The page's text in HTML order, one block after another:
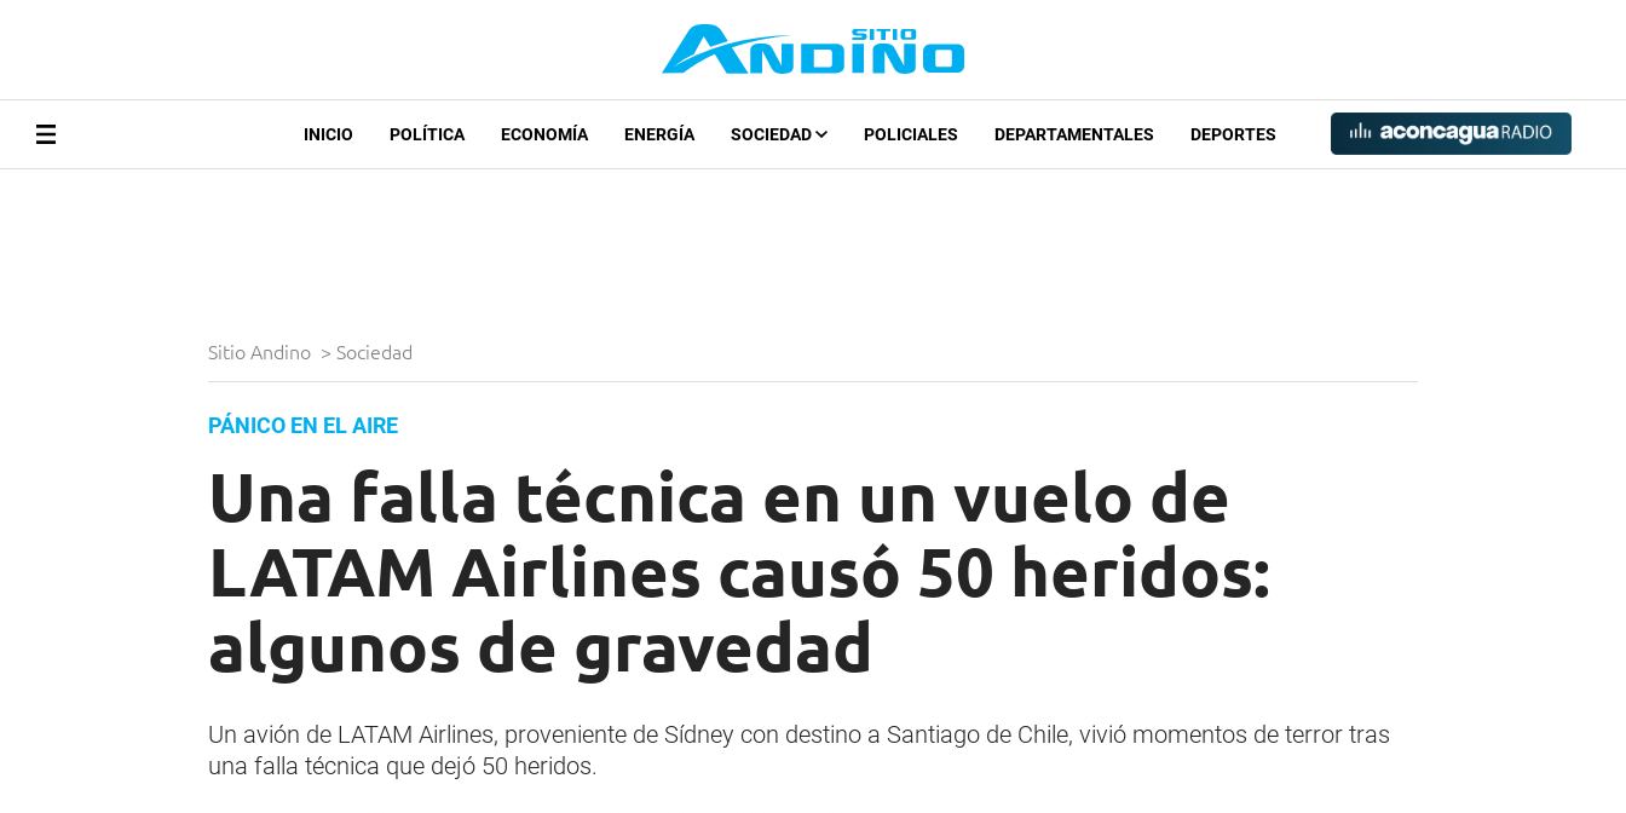
INICIO POLÍTICA ECONOMÍA ENERGÍA SOCIEDAD POLICIALES DEPARTAMENTALES DEPORTES
Sitio Andino > Sociedad
PÁNICO EN EL AIRE
Una falla técnica en un vuelo de
LATAM Airlines causó 50 heridos:
algunos de gravedad
Un avión de LATAM Airlines, proveniente de Sídney con destino a Santiago de Chile, vivió momentos de terror tras
una falla técnica que dejó 50 heridos.